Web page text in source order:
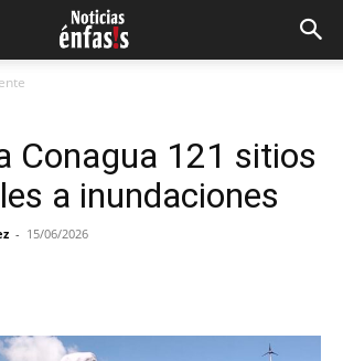
Conagua 121 sitios
a inundaciones
- 15/06/2026